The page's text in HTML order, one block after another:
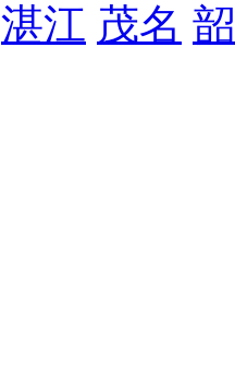
湛江 茂名